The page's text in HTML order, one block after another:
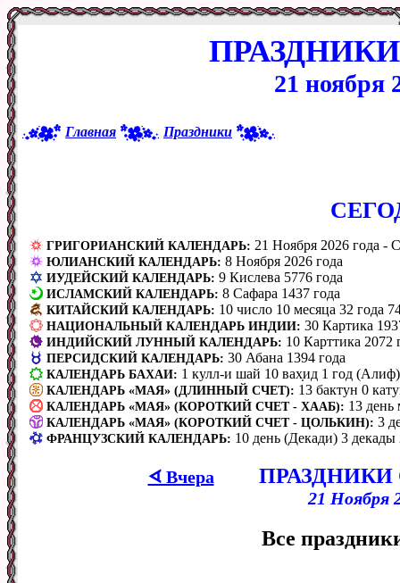
21 ноября
Главная Праздники
ГРИГОРИАНСКИЙ КАЛЕНДАРЬ: 21 Ноября 2026 года -
ЮЛИАНСКИЙ КАЛЕНДАРЬ: 8 Ноября 2026 года
ИУДЕЙСКИЙ КАЛЕНДАРЬ: 9 Кислева 5776 года
ИСЛАМСКИЙ КАЛЕНДАРЬ: 8 Сафара 1437 года
КИТАЙСКИЙ КАЛЕНДАРЬ: 10 число 10 месяца 32 года
НАЦИОНАЛЬНЫЙ КАЛЕНДАРЬ ИНДИИ: 30 Картика
ИНДИЙСКИЙ ЛУННЫЙ КАЛЕНДАРЬ: 10 Карттика 2072
ПЕРСИДСКИЙ КАЛЕНДАРЬ: 30 Абана 1394 года
КАЛЕНДАРЬ БАХАИ: 1 кулл-и шай 10 вах̣ид 1 год
КАЛЕНДАРЬ «МАЯ» (ДЛИННЫЙ СЧЕТ): 13 бактун 0
КАЛЕНДАРЬ «МАЯ» (КОРОТКИЙ СЧЕТ - ХААБ): 13 день
КАЛЕНДАРЬ «МАЯ» (КОРОТКИЙ СЧЕТ - ЦОЛЬКИН): 3
ФРАНЦУЗСКИЙ КАЛЕНДАРЬ: 10 день (Декади) 3
ᗏ Вчера ПРАЗДНИКИ
21 Ноября
Все